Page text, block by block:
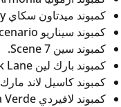
كمبوند ميدتاون سكاي midtown sky.
كمبوند سيناريو Scenario.
كمبوند سين 7 Scene.
كمبوند بارك لين Park Lane.
كمبوند كاسيل لاند مارك Castle Landmark.
كمبوند لافيردي La Verde.